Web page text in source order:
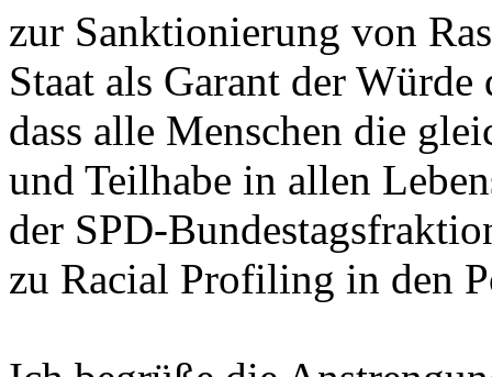
zur Sanktionierung von
Staat als Garant der
dass alle Menschen die
und Teilhabe in allen
der SPD-
zu Racial Profiling in den